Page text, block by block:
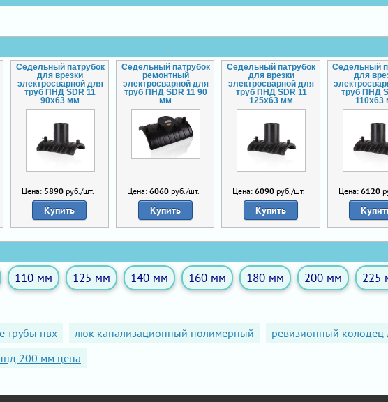
Седельный патрубок
для врезки
электросварной для
труб ПНД SDR 11
90х63 мм
Цена: 5890руб./шт.
Купить
Седельный патрубок
ремонтный
электросварной для
труб ПНД SDR 11 90
мм
Цена:6060 руб./шт.
Купить
Седельный патрубок
для врезки
электросварной для
труб ПНД SDR 11
125х63 мм
Цена:6090 руб./шт.
Купить
Седельный
для
труб ПНД
110х63
Цена: 6120
110 мм 125 мм 140 мм 160 мм 180 мм 200 мм 225
трубы пвх люк канализационный полимерный
ревизионный колодец
200 мм цена